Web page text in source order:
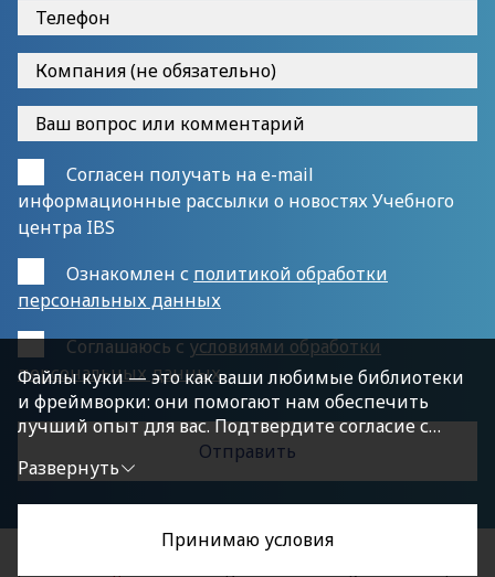
Согласен получать на e-mail
информационные рассылки о новостях Учебного
центра IBS
Ознакомлен с политикой обработки
персональных данных
Cоглашаюсь сусловиями обработки
персональных данных
Файлы куки — это как ваши любимые библиотеки
и фреймворки: они помогают нам обеспечить
лучший опыт для вас. Подтвердите согласие с
политикой конфиденциальности, нажав
«Принимаю условия», чтобы продолжить.
Развернуть
Принимаю условия